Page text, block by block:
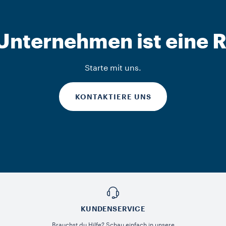
ist eine
Starte mit uns.
KONTAKTIERE UNS
KUNDENSERVICE​